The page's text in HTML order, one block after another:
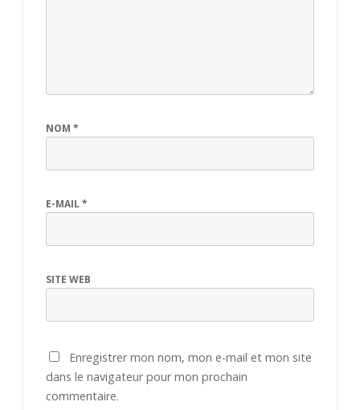
NOM *
E-MAIL*
SITE WEB
Enregistrer mon nom, mon e-mail et mon site
dans le navigateur pour mon prochain
commentaire.